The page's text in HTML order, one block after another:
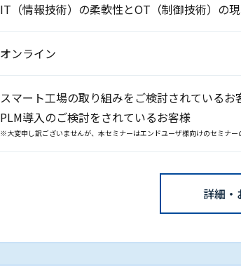
IT（情報技術）の柔軟性とOT（制御技術）の
オンライン
スマート⼯場の取り組みをご検討されているお
PLM導⼊のご検討をされているお客様
※大変申し訳ございませんが、本セミナーはエンドユーザ様向けのセミナ
詳細・